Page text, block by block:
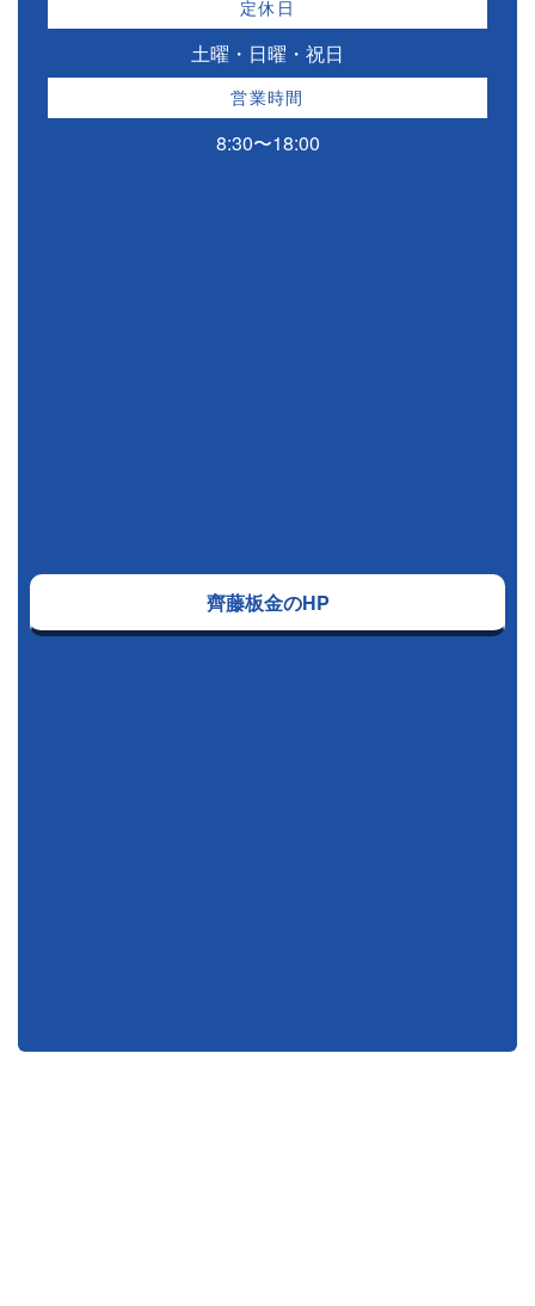
定休日
土曜・日曜・祝日
営業時間
8:30〜18:00
齊藤板金のHP